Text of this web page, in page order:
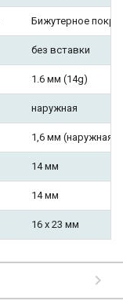
Бижутерное
без вставки
1.6 мм (14g)
наружная
1,6 мм (наружная)
14 мм
14 мм
16 х 23 мм